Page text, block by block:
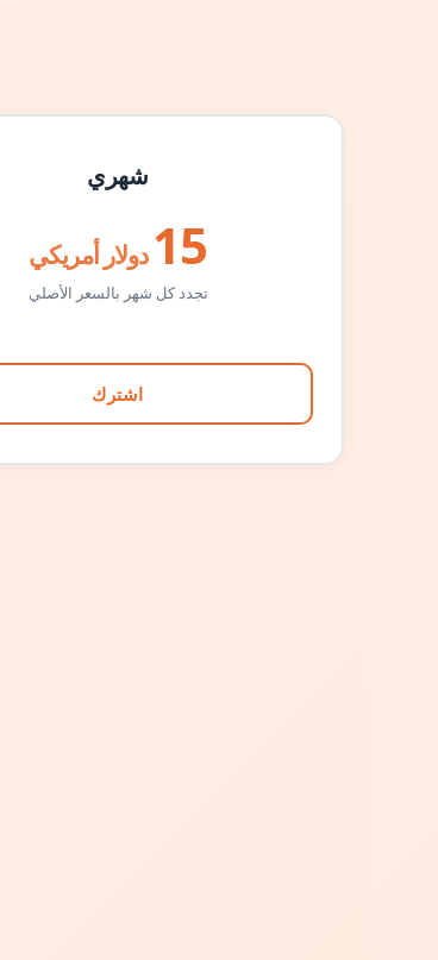
شهري
15 دولار أمريكي
تجدد كل شهر بالسعر الأصلي
اشترك